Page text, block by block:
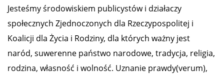
Jesteśmy środowiskiem publicystów i działaczy
społecznych Zjednoczonych dla Rzeczypospolitej i
Koalicji dla Życia i Rodziny, dla których ważny jest
naród, suwerenne państwo narodowe, tradycja, religia,
rodzina, własność i wolność. Uznanie prawdy(verum),